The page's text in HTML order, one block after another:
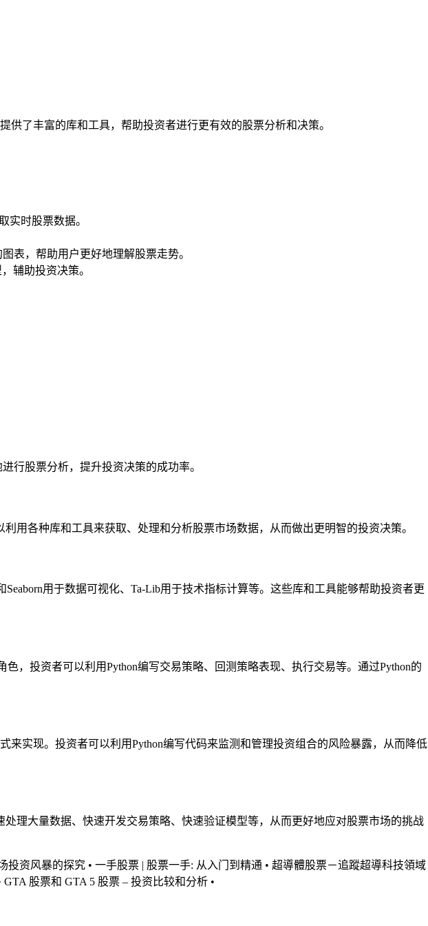
供了丰富的库和工具，帮助投资者进行更有效的股票分析和决策。
实时股票数据。
表，帮助用户更好地理解股票走势。
辅助投资决策。
行股票分析，提升投资决策的成功率。
用各种库和工具来获取、处理和分析股票市场数据，从而做出更明智的投资决策。
用于数据可视化、Ta-Lib用于技术指标计算等。这些库和工具能够帮助投资者更
，投资者可以利用Python编写交易策略、回测策略表现、执行交易等。通过Python的
实现。投资者可以利用Python编写代码来监测和管理投资组合的风险暴露，从而降低
理大量数据、快速开发交易策略、快速验证模型等，从而更好地应对股票市场的挑战
投资风暴的探究 • 一手股票 | 股票一手: 从入门到精通 • 超導體股票－追蹤超導科技領域
GTA 股票和 GTA 5 股票 – 投资比较和分析 •